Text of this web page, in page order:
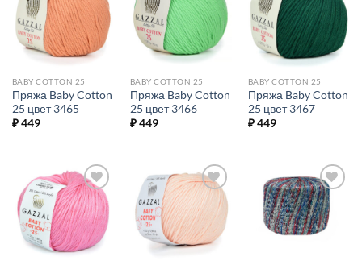
Добавить в
избранное.
BABY COTTON 25
Пряжа Baby Cotton
25 цвет 3465
₽449
Добавить в
избранное.
BABY COTTON 25
Пряжа Baby Cotton
25 цвет 3466
₽449
Добавить в
избранное.
BABY COTTON 25
Пряжа Baby Cotton
25 цвет 3467
₽449
Добавить в
избранное.
Добавить в
избранное.
Добавить в
избранное.